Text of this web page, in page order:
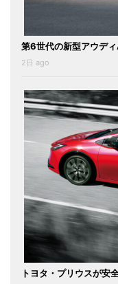
第6世代の新型アウデ
2日 ago
トヨタ・プリウスが安